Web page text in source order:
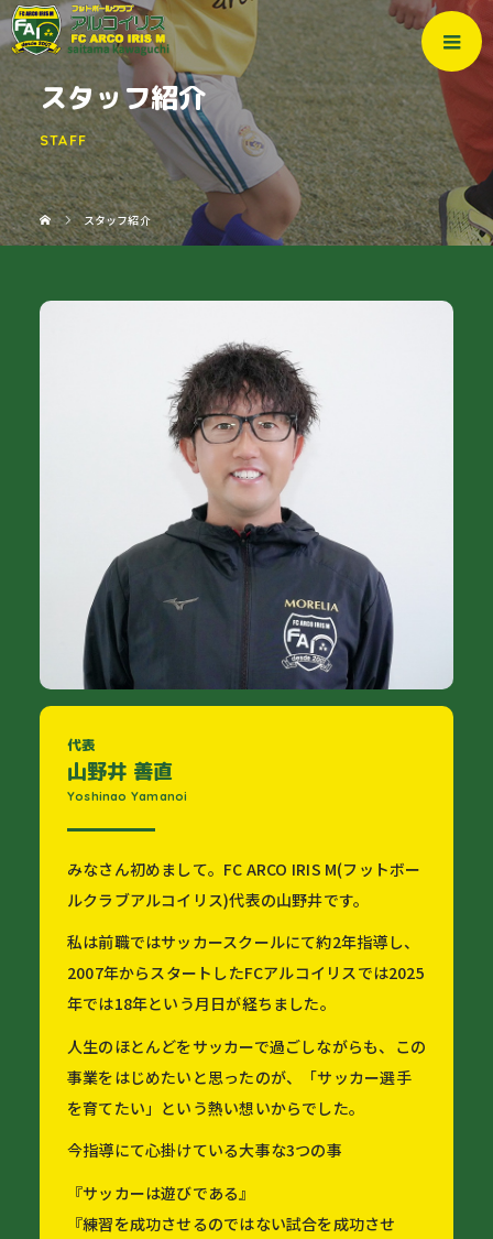
スタッフ紹介
STAFF
スタッフ紹介
代表
山野井 善直
Yoshinao Yamanoi
みなさん初めまして。FC ARCO IRIS M(フットボー
ルクラブアルコイリス)代表の山野井です。
私は前職ではサッカースクールにて約2年指導し、
2007年からスタートしたFCアルコイリスでは2025
年では18年という月日が経ちました。
人生のほとんどをサッカーで過ごしながらも、この
事業をはじめたいと思ったのが、「サッカー選手
を育てたい」という熱い想いからでした。
今指導にて心掛けている大事な3つの事
『サッカーは遊びである』
『練習を成功させるのではない試合を成功させ